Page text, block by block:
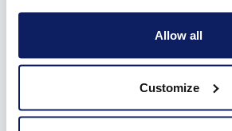
Allow all
Customize
inbouwrolluiken een geschikte optie.
keerzijde aan inbouwrolluiken
gepaard gaat met warmteverlies.
de ShutterX®, een energiezuinig en
systeem werkt.